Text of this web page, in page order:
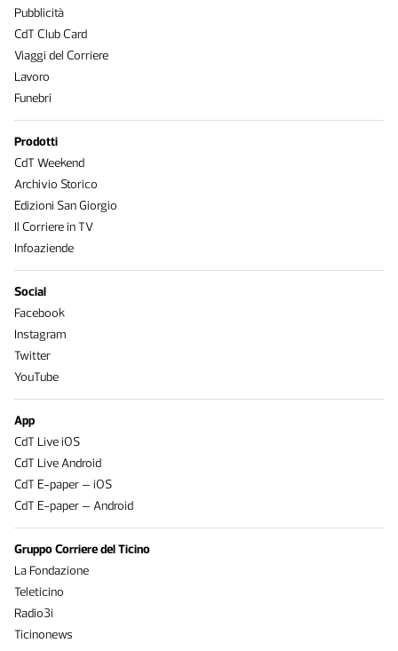
Pubblicità
CdT Club Card
Viaggi del Corriere
Lavoro
Funebri
Prodotti
CdT Weekend
Archivio Storico
Edizioni San Giorgio
Il Corriere in TV
Infoaziende
Social
Facebook
Instagram
Twitter
YouTube
App
CdT Live iOS
CdT Live Android
CdT E-paper – iOS
CdT E-paper – Android
Gruppo Corriere del Ticino
La Fondazione
Teleticino
Radio3i
Ticinonews